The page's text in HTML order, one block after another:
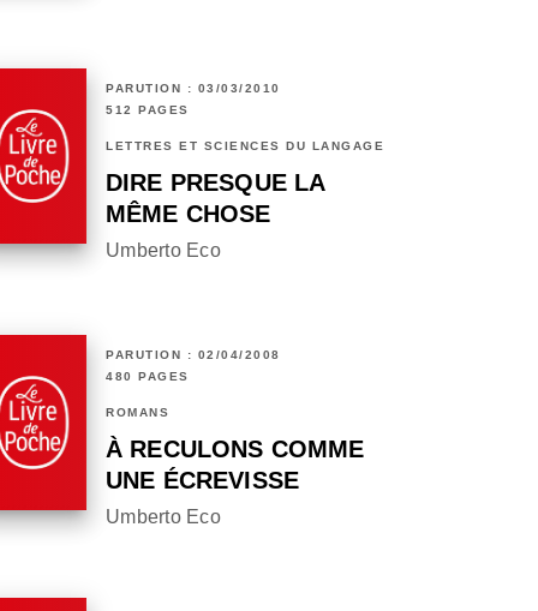
PARUTION : 03/03/2010
512 PAGES
LETTRES ET SCIENCES DU LANGAGE
DIRE PRESQUE LA
MÊME CHOSE
Umberto Eco
PARUTION : 02/04/2008
480 PAGES
ROMANS
À RECULONS COMME
UNE ÉCREVISSE
Umberto Eco